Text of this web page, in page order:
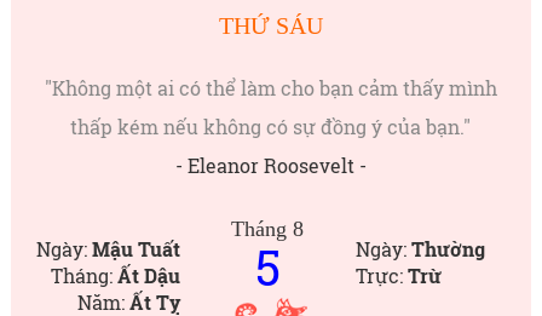
THỨ SÁU
"Không một ai có thể làm cho bạn cảm thấy mình
thấp kém nếu không có sự đồng ý của bạn."
- Eleanor Roosevelt -
Ngày:Mậu Tuất
Tháng:Ất Dậu
Năm:Ất Tỵ
Tháng 8
5 Ngày:Thường
Trực:Trừ